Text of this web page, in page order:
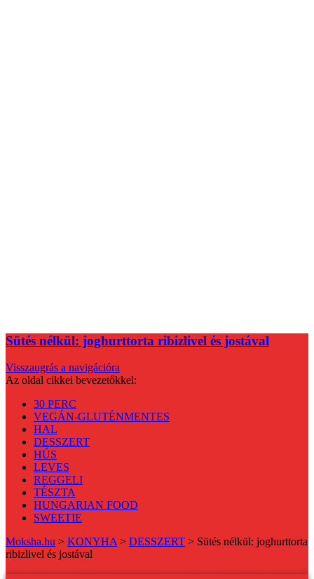
Sütés nélkül: joghurttorta ribizlivel és jostával
Visszaugrás a navigációra
Az oldal cikkei bevezetőkkel:
30 PERC
VEGÁN-GLUTÉNMENTES
HAL
DESSZERT
HÚS
LEVES
REGGELI
TÉSZTA
HUNGARIAN FOOD
SWEETIE
Moksha.hu > KONYHA> DESSZERT > Sütés nélkül: joghurttorta
ribizlivel és jostával